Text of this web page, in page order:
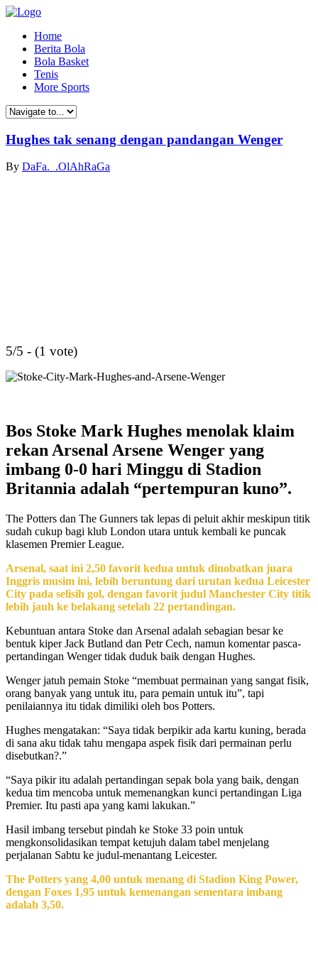
Home
Berita Bola
Bola Basket
Tenis
More Sports
Hughes tak senang dengan pandangan Wenger
By DaFa._.OlAhRaGa
5/5 - (1 vote)
Bos Stoke Mark Hughes menolak klaim
rekan Arsenal Arsene Wenger yang
imbang 0-0 hari Minggu di Stadion
Britannia adalah “pertempuran kuno”.
The Potters dan The Gunners tak lepas di peluit akhir meskipun titik
sudah cukup bagi klub London utara untuk kembali ke puncak
klasemen Premier League.
Arsenal, saat ini 2,50 favorit kedua untuk dinobatkan juara
Inggris musim ini, lebih beruntung dari urutan kedua Leicester
City pada selisih gol, dengan favorit judul Manchester City titik
lebih jauh ke belakang setelah 22 pertandingan.
Kebuntuan antara Stoke dan Arsenal adalah sebagian besar ke
bentuk kiper Jack Butland dan Petr Cech, namun komentar pasca-
pertandingan Wenger tidak duduk baik dengan Hughes.
Wenger jatuh pemain Stoke “membuat permainan yang sangat fisik,
orang banyak yang untuk itu, para pemain untuk itu”, tapi
penilaiannya itu tidak dimiliki oleh bos Potters.
Hughes mengatakan: “Saya tidak berpikir ada kartu kuning, berada
di sana aku tidak tahu mengapa aspek fisik dari permainan perlu
disebutkan?.”
“Saya pikir itu adalah pertandingan sepak bola yang baik, dengan
kedua tim mencoba untuk memenangkan kunci pertandingan Liga
Premier. Itu pasti apa yang kami lakukan.”
Hasil imbang tersebut pindah ke Stoke 33 poin untuk
mengkonsolidasikan tempat ketujuh dalam tabel menjelang
perjalanan Sabtu ke judul-menantang Leicester.
The Potters yang 4,00 untuk menang di Stadion King Power,
dengan Foxes 1,95 untuk kemenangan sementara imbang
adalah 3,50.